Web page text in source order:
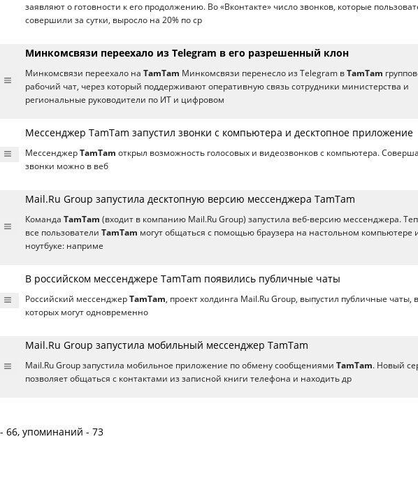
заявляют о готовности к его продолжению. Во «Вконтакте» число звонков, которые
совершили за сутки, выросло на 20% по ср
Минкомсвязи переехало из Telegram в его разрешенный клон
Минкомсвязи переехало на TamTam Минкомсвязи перенесло из Telegram в TamTam
рабочий чат, через который поддерживают оперативную связь сотрудники министерства и
региональные руководители по ИТ и цифровом
Мессенджер TamTam запустил звонки с компьютера и десктопное приложение
Мессенджер TamTam открыл возможность голосовых и видеозвонков с компьютера.
звонки можно в веб
Mail.Ru Group запустила десктопную версию мессенджера TamTam
Команда TamTam (входит в компанию Mail.Ru Group) запустила веб-версию мессенджера.
все пользователи TamTam могут общаться с помощью браузера на настольном компьютере
ноутбуке: наприме
В российском мессенджере TamTam появились публичные чаты
Российский мессенджер TamTam, проект холдинга Mail.Ru Group, выпустил публичные чаты, в
которых могут одновременно
Mail.Ru Group запустила мобильный мессенджер TamTam
Mail.Ru Group запустила мобильное приложение по обмену сообщениями TamTam. Новый
позволяет общаться с контактами из записной книги телефона и находить др
66, упоминаний - 73